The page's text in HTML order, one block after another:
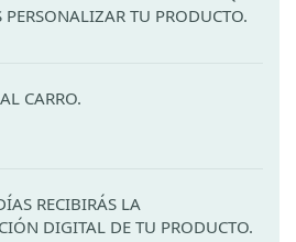
TU PRODUCTO.
CARRO.
RECIBIRÁS LA
DIGITAL DE TU PRODUCTO.